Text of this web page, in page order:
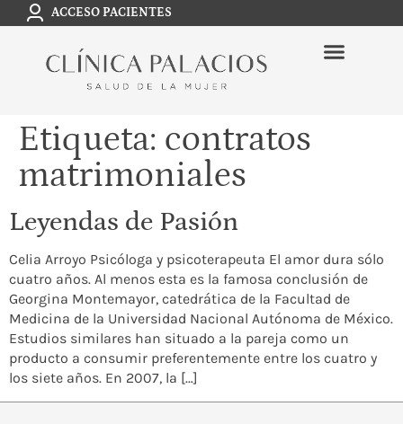
ACCESO PACIENTES
Etiqueta: contratos
matrimoniales
Leyendas de Pasión
Celia Arroyo Psicóloga y psicoterapeuta El amor dura sólo
cuatro años. Al menos esta es la famosa conclusión de
Georgina Montemayor, catedrática de la Facultad de
Medicina de la Universidad Nacional Autónoma de México.
Estudios similares han situado a la pareja como un
producto a consumir preferentemente entre los cuatro y
los siete años. En 2007, la […]